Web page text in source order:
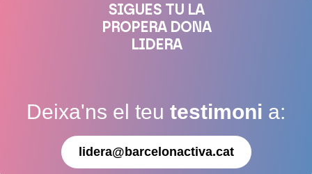
SIGUES TU LA
PROPERA DONA
LIDERA
Deixa'ns el teu testimoni a:
lidera@barcelonactiva.cat